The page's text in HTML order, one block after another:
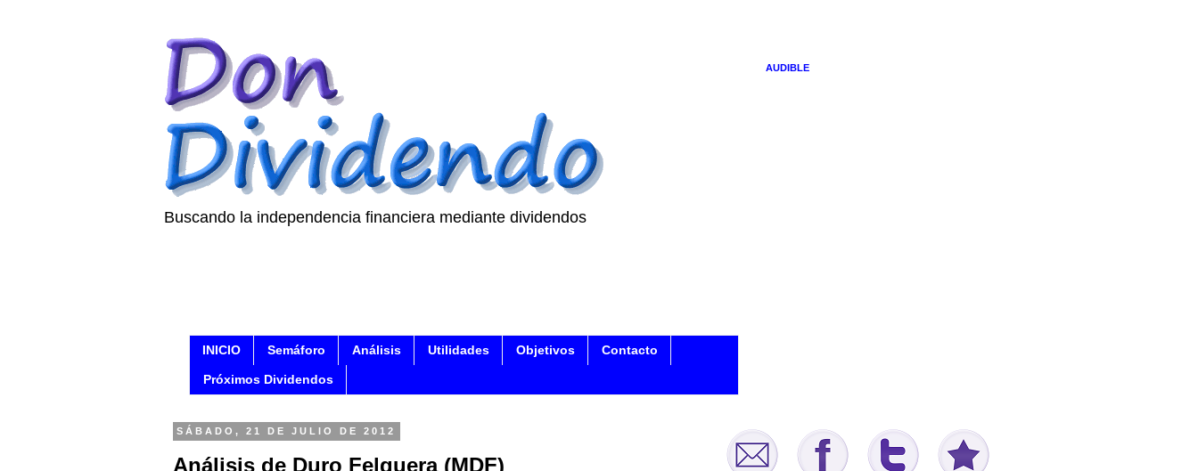
Buscando la independencia financiera mediante dividendos
AUDIBLE
INICIO Semáforo Análisis Utilidades Objetivos Contacto
Próximos Dividendos
SÁBADO, 21 DE JULIO DE 2012
Análisis de Duro Felguera (MDF)